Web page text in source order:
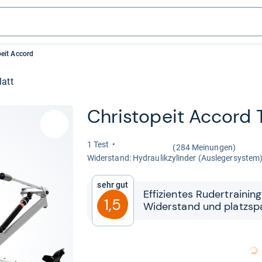
Accord
Christ­o­peit Accord
1 Test
(284 Meinungen)
Wider­stand: Hydrau­lik­zy­lin­der
Sehr gut
1,5
Effi­zi­en­tes
Wider­stand und